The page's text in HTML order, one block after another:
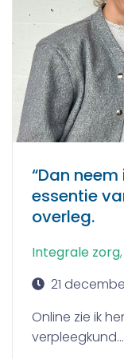
“Dan
essentie
overleg.
Integrale zorg,
21
Online zie ik
verpleegkund...